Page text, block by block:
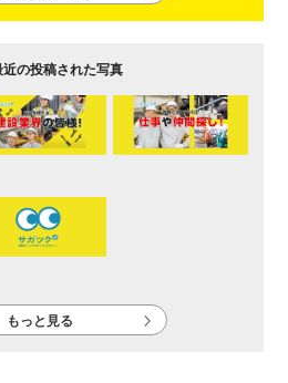
近の投稿された写真
もっと見る